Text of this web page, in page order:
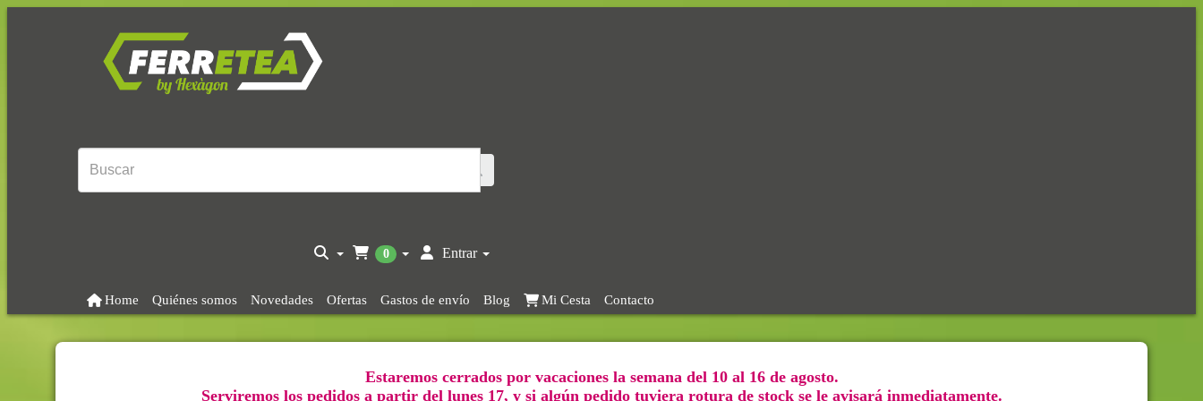
0 Entrar
Home Quiénes somos Novedades Ofertas Gastos de envío Blog Mi Cesta Contacto
Estaremos cerrados por vacaciones la semana del 10 al 16 de agosto.
Serviremos los pedidos a partir del lunes 17, y si algún pedido tuviera rotura de stock se le avisará inmediatamente.